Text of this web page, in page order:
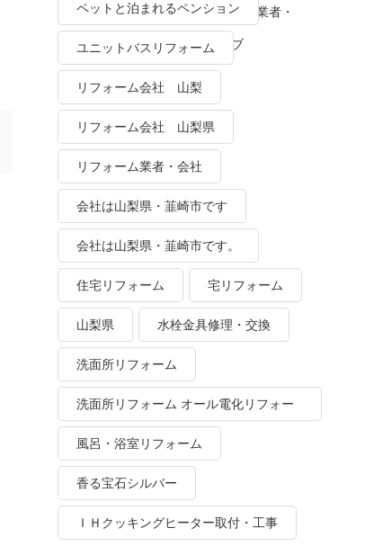
水栓金具修理・交換 リフォーム業者・
会社 ＴＯＴＯリモデルクラブ
ペットと泊まれるペンション
ユニットバスリフォーム
リフォーム会社 山梨
リフォーム会社 山梨県
リフォーム業者・会社
会社は山梨県・韮崎市です
会社は山梨県・韮崎市です。
住宅リフォーム 宅リフォーム
山梨県 水栓金具修理・交換
洗面所リフォーム
洗面所リフォーム オール電化リフォー
ム
風呂・浴室リフォーム
香る宝石シルバー
ＩＨクッキングヒーター取付・工事